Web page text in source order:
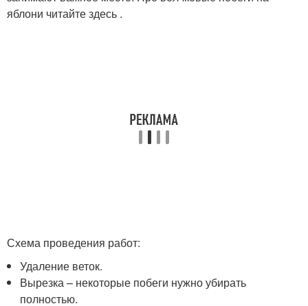
яблони читайте здесь .
Схема проведения работ:
Удаление веток.
Вырезка – некоторые побеги нужно убирать
полностью.